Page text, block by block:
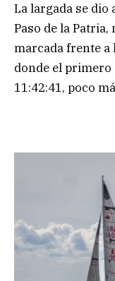
La largada se dio
Paso de la
marcada frente a
donde el primero
11:42:41, poco